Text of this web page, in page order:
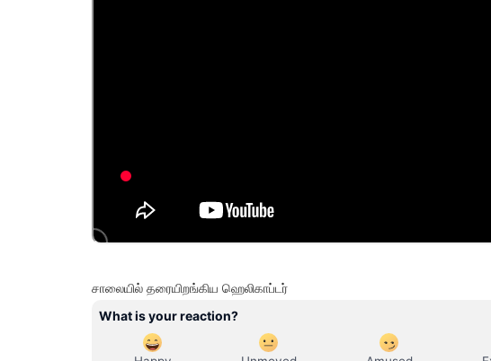
சாலையில் தரையிறங்கிய ஹெலிகாப்டர்